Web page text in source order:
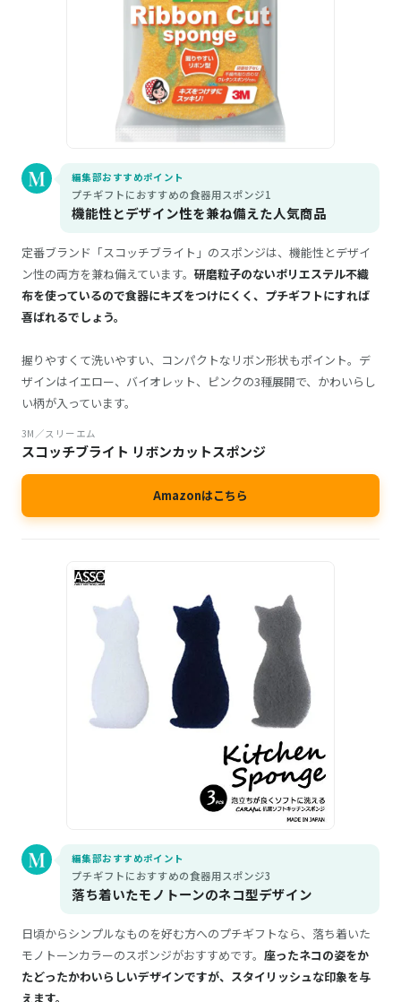
編集部おすすめポイント
プチギフトにおすすめの食器用スポンジ1
機能性とデザイン性を兼ね備えた人気商品
定番ブランド「スコッチブライト」のスポンジは、機能性とデザイ
ン性の両方を兼ね備えています。 研磨粒子のないポリエステル不織
布を使っているので食器にキズをつけにくく、プチギフトにすれば
喜ばれるでしょう。
握りやすくて洗いやすい、コンパクトなリボン形状もポイント。デ
ザインはイエロー、バイオレット、ピンクの3種展開で、かわいらし
い柄が入っています。
3M／スリーエム
スコッチブライト リボンカットスポンジ
Amazonはこちら
編集部おすすめポイント
プチギフトにおすすめの食器用スポンジ3
落ち着いたモノトーンのネコ型デザイン
日頃からシンプルなものを好む方へのプチギフトなら、落ち着いた
モノトーンカラーのスポンジがおすすめです。 座ったネコの姿をか
たどったかわいらしいデザインですが、スタイリッシュな印象を与
えます。